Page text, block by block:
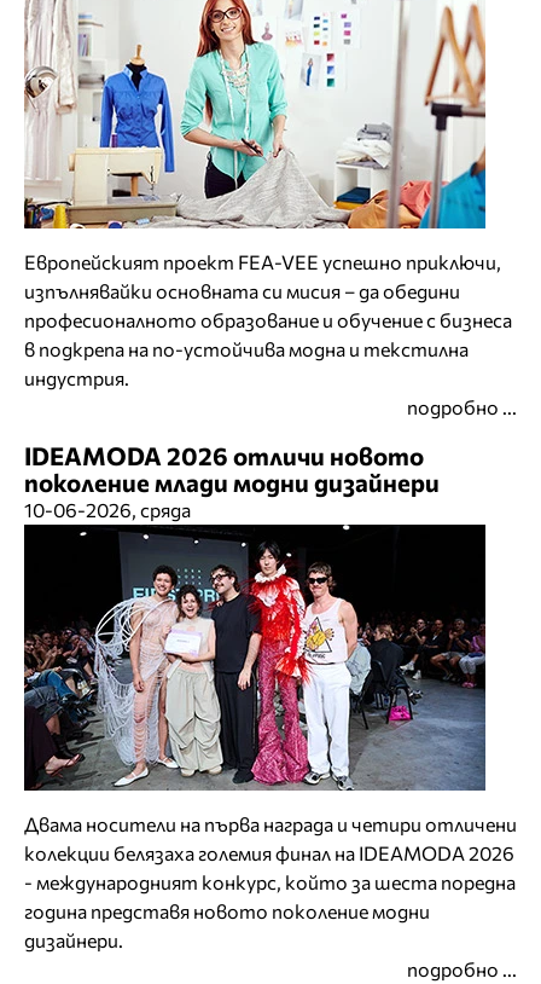
Европейският проект FEA-VEE успешно приключи,
изпълнявайки основната си мисия – да обедини
професионалното образование и обучение с бизнеса
в подкрепа на по-устойчива модна и текстилна
индустрия.
подробно ...
IDEAMODA 2026 отличи новото
поколение млади модни дизайнери
10-06-2026, сряда
Двама носители на първа награда и четири отличени
колекции белязаха големия финал на IDEAMODA 2026
- международният конкурс, който за шеста поредна
година представя новото поколение модни
дизайнери.
подробно ...